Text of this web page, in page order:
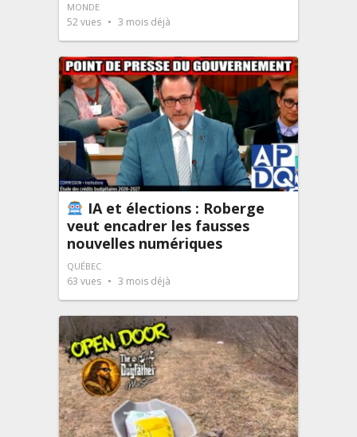
MONDE
52vues 3 mois déjà
IA et élections : Roberge
veut encadrer les fausses
nouvelles numériques
QUÉBEC
63 vues 3 mois déjà